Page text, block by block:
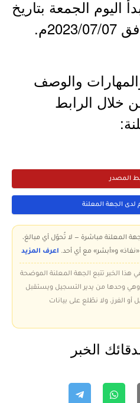
اليوم الجمعة بتاريخ
والوصف
خلال الرابط
المصدر
لدى الجهة المعلنة
المعلنة مباشرة — لا تُحوّل أي مبالغ،
و«أبشر» مع أي أحد. اعرف المزيد
في هذا الخبر تتبع الجهة المعلنة الموضحة
وحدها من يدير التسجيل ويستقبل
الفرز، ولا نطّلع على بيانات
الخبر